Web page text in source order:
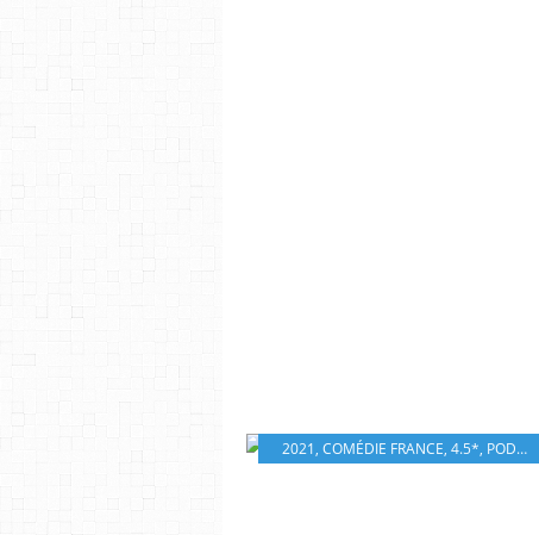
2021, COMÉDIE FRANCE, 4.5*, PODALYDÈS